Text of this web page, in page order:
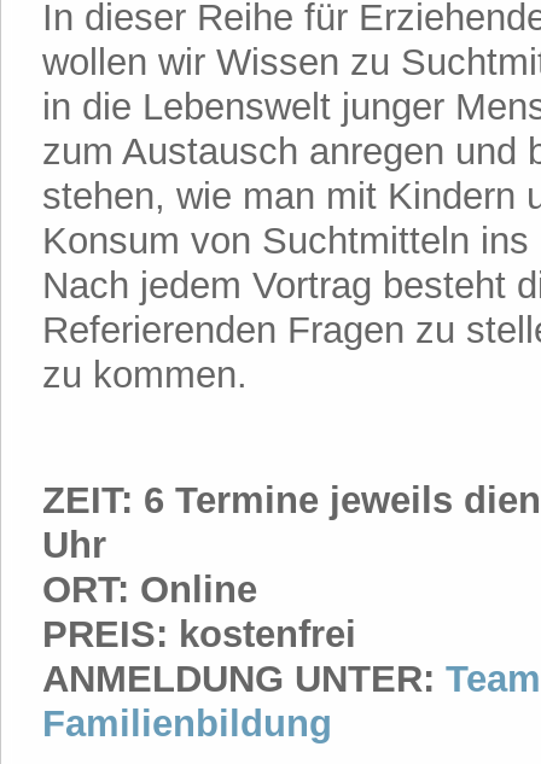
In dieser Reihe für
wollen wir Wissen zu
in die Lebenswelt junger
zum Austausch anregen und
stehen, wie man mit Kindern
Konsum von Suchtmitteln
Nach jedem Vortrag besteht
Referierenden Fragen zu
zu kommen.
ZEIT: 6 Termine jeweils
Uhr
ORT: Online
PREIS: kostenfrei
ANMELDUNG UNTER:
Familienbildung